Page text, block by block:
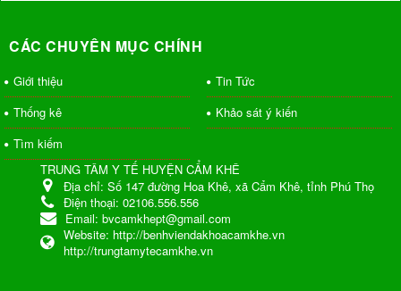
CÁC CHUYÊN MỤC CHÍNH
Giới thiệu
Tin Tức
Thống kê
Khảo sát ý kiến
Tìm kiếm
TRUNG TÂM Y TẾ HUYỆN CẨM KHÊ
Địa chỉ: Số 147 đường Hoa Khê, xã Cẩm Khê, tỉnh Phú Thọ
Điện thoại: 02106.556.556
Email: bvcamkhept@gmail.com
Website: http://benhviendakhoacamkhe.vn
http://trungtamytecamkhe.vn